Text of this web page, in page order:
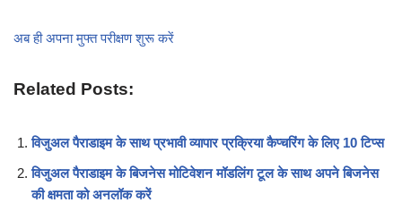
अब ही अपना मुफ्त परीक्षण शुरू करें
Related Posts:
विजुअल पैराडाइम के साथ प्रभावी व्यापार प्रक्रिया कैप्चरिंग के लिए 10 टिप्स
विजुअल पैराडाइम के बिजनेस मोटिवेशन मॉडलिंग टूल के साथ अपने बिजनेस
की क्षमता को अनलॉक करें